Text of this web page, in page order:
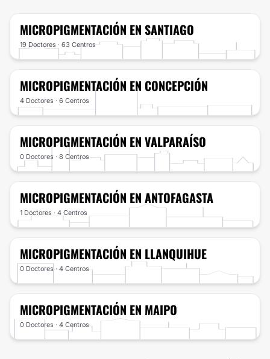
MICROPIGMENTACIÓN EN SANTIAGO
19 Doctores · 63 Centros
MICROPIGMENTACIÓNEN CONCEPCIÓN
4 Doctores · 6 Centros
MICROPIGMENTACIÓN EN VALPARAÍSO
0 Doctores · 8 Centros
MICROPIGMENTACIÓN EN ANTOFAGASTA
1 Doctores · 4 Centros
MICROPIGMENTACIÓN EN LLANQUIHUE
0 Doctores · 4 Centros
MICROPIGMENTACIÓN EN MAIPO
0 Doctores · 4 Centros